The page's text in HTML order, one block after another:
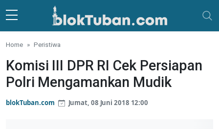
Skip to main content
Home Peristiwa
Komisi III DPR RI Cek Persiapan
Polri Mengamankan Mudik
blokTuban.com Jumat, 08 Juni 2018 12:00